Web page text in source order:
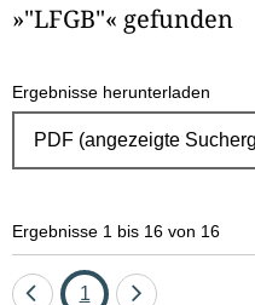
»"LFGB"« gefunden
Ergebnisse herunterladen
Ergebnisse 1 bis 16 von 16
EineSeite
1
Eine